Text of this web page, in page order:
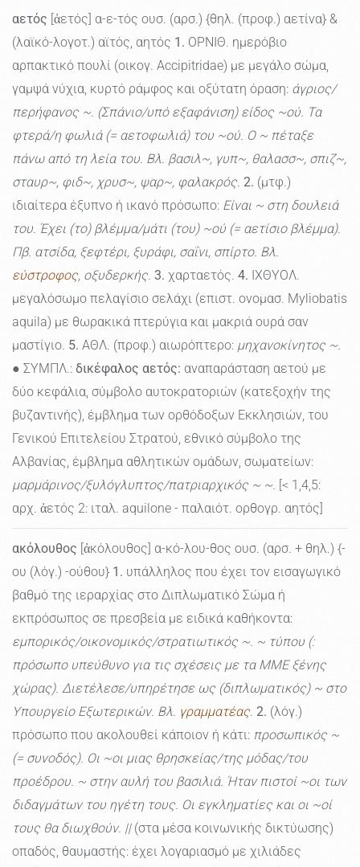
αετός [ἀετός] α-ε-τός ουσ. (αρσ.) {θηλ. (προφ.) αετίνα} &
(λαϊκό-λογοτ.) αϊτός, αητός 1. ΟΡΝΙΘ. ημερόβιο
αρπακτικό πουλί (οικογ. Accipitridae) με μεγάλο σώμα,
γαμψά νύχια, κυρτό ράμφος και οξύτατη όραση: άγριος/
περήφανος ~. (Σπάνιο/υπό εξαφάνιση) είδος ~ού. Τα
φτερά/η φωλιά (= αετοφωλιά) του ~ού. Ο ~ πέταξε
πάνω από τη λεία του. Βλ. βασιλ~, γυπ~, θαλασσ~, σπιζ~,
σταυρ~, φιδ~, χρυσ~, ψαρ~, φαλακρός. 2. (μτφ.)
ιδιαίτερα έξυπνο ή ικανό πρόσωπο: Είναι ~ στη δουλειά
του. Έχει (το) βλέμμα/μάτι (του) ~ού (= αετίσιο βλέμμα).
Πβ. ατσίδα, ξεφτέρι, ξυράφι, σαΐνι, σπίρτο. Βλ.
εύστροφος, οξυδερκής. 3. χαρταετός. 4. ΙΧΘΥΟΛ.
μεγαλόσωμο πελαγίσιο σελάχι (επιστ. ονομασ. Myliobatis
aquila) με θωρακικά πτερύγια και μακριά ουρά σαν
μαστίγιο. 5. ΑΘΛ. (προφ.) αιωρόπτερο: μηχανοκίνητος ~.
● ΣΥΜΠΛ.: δικέφαλος αετός: αναπαράσταση αετού με
δύο κεφάλια, σύμβολο αυτοκρατοριών (κατεξοχήν της
βυζαντινής), έμβλημα των ορθόδοξων Εκκλησιών, του
Γενικού Επιτελείου Στρατού, εθνικό σύμβολο της
Αλβανίας, έμβλημα αθλητικών ομάδων, σωματείων:
μαρμάρινος/ξυλόγλυπτος/πατριαρχικός ~ ~. [< 1,4,5:
αρχ. ἀετός 2: ιταλ. aquilone - παλαιότ. ορθογρ. αητός]
ακόλουθος [ἀκόλουθος] α-κό-λου-θος ουσ. (αρσ. + θηλ.) {-
ου (λόγ.) -ούθου} 1. υπάλληλος που έχει τον εισαγωγικό
βαθμό της ιεραρχίας στο Διπλωματικό Σώμα ή
εκπρόσωπος σε πρεσβεία με ειδικά καθήκοντα:
εμπορικός/οικονομικός/στρατιωτικός ~. ~ τύπου (:
πρόσωπο υπεύθυνο για τις σχέσεις με τα ΜΜΕ ξένης
χώρας). Διετέλεσε/υπηρέτησε ως (διπλωματικός) ~ στο
Υπουργείο Εξωτερικών. Βλ. γραμματέας. 2. (λόγ.)
πρόσωπο που ακολουθεί κάποιον ή κάτι: προσωπικός ~
(= συνοδός). Οι ~οι μιας θρησκείας/της μόδας/του
προέδρου. ~ στην αυλή του βασιλιά. Ήταν πιστοί ~οι των
διδαγμάτων του ηγέτη τους. Οι εγκληματίες και οι ~οί
τους θα διωχθούν. ||(στα μέσα κοινωνικής δικτύωσης)
οπαδός, θαυμαστής: έχει λογαριασμό με χιλιάδες